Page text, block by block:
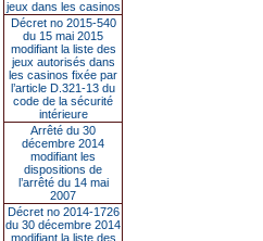
jeux dans les casinos
Décret no 2015-540
du 15 mai 2015
modifiant la liste des
jeux autorisés dans
les casinos fixée par
l’article D.321-13 du
code de la sécurité
intérieure
Arrêté du 30
décembre 2014
modifiant les
dispositions de
l’arrêté du 14 mai
2007
Décret no 2014-1726
du 30 décembre 2014
modifiant la liste des